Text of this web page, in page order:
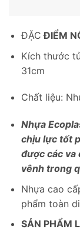
ĐẶC ĐIỂM
Kích thước
31cm
Chất liệu:
Nhựa
chịu lực tốt
được các va
vênh trong
Nhựa cao
phẩm toàn
SẢN PHẨM